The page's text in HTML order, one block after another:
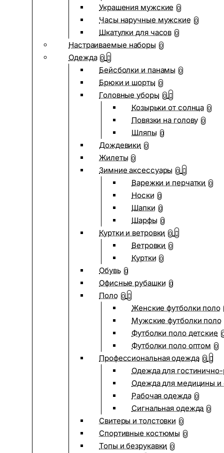
Украшения мужские 0
Часы наручные мужские 0
Шкатулки для часов 0
Настраиваемые наборы 0
Одежда 0
Бейсболки и панамы 0
Брюки и шорты 0
Головные уборы 0
Козырьки от солнца 0
Повязки на голову 0
Шляпы 0
Дождевики 0
Жилеты 0
Зимние аксессуары 0
Варежки и перчатки 0
Носки 0
Шапки 0
Шарфы 0
Куртки и ветровки 0
Ветровки 0
Куртки 0
Обувь 0
Офисные рубашки 0
Поло 0
Женские футболки поло
Мужские футболки поло
Футболки поло детские
Футболки поло оптом 0
Профессиональная одежда 0
Одежда для
Одежда для медицины и
Рабочая одежда 0
Сигнальная одежда 0
Свитеры и толстовки 0
Спортивные костюмы 0
Топы и безрукавки 0